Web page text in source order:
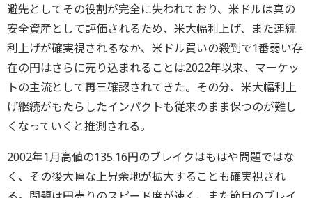
避先としてその役割が完全に失われており、米ドルは真の
安全資産として評価されるため、米大幅利上げ、また連続
利上げが確実視されるなか、米ドル買いの殺到で1番弱い存
在の円はさらに売り込まれることは2022年以来、マーケッ
トの主流として再三確認されてきた。その分、米大幅利上
げ継続がもたらしたインパクトも従来のまま保つのが難し
くなっていくと推測される。
2002年1月高値の135.16円のブレイクはもはや問題ではな
く、その後大幅な上昇余地が拡大することも確実視され